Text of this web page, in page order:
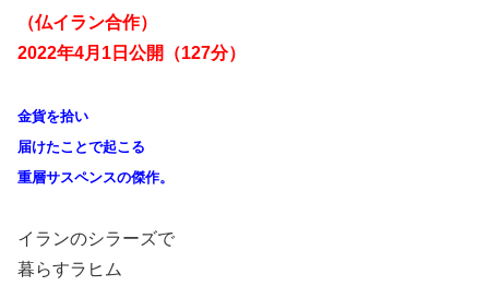
（仏イラン合作）
2022年4月1日公開（127分）
金貨を拾い
届けたことで起こる
重層サスペンスの傑作。
イランのシラーズで
暮らすラヒム